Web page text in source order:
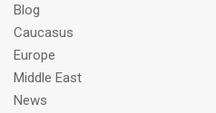
Blog
Caucasus
Europe
Middle East
News